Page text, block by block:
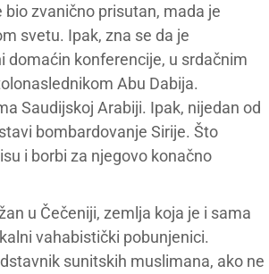
zvanično prisutan, mada je
svetu. Ipak, zna se da je
domaćin konferencije, u srdačnim
Abu Dabija.
Saudijskoj Arabiji. Ipak, nijedan od
bombardovanje Sirije. Što
i borbi za njegovo konačno
u Čečeniji, zemlja koja je i sama
vahabistički pobunjenici.
sunitskih muslimana, ako ne